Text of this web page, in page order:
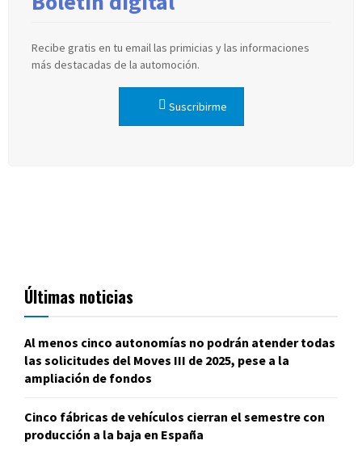
Recibe gratis en tu email las primicias y las informaciones
más destacadas de la automoción.
Suscribirme
Últimas noticias
Al menos cinco autonomías no podrán atender todas
las solicitudes del Moves III de 2025, pese a la
ampliación de fondos
Cinco fábricas de vehículos cierran el semestre con
producción a la baja en España